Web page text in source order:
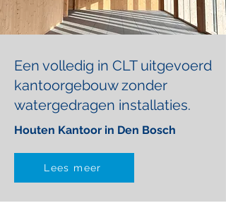
Een volledig in CLT uitgevoerd
kantoorgebouw zonder
watergedragen installaties.
Houten Kantoor in Den Bosch
Lees meer